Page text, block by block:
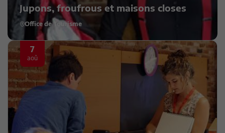
Jupons, froufrous et maisons closes
Office de Tourisme
7
aoû